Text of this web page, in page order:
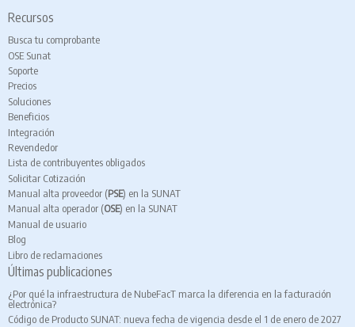
Recursos
Busca tu comprobante
OSE Sunat
Soporte
Precios
Soluciones
Beneficios
Integración
Revendedor
Lista de contribuyentes obligados
Solicitar Cotización
Manual alta proveedor (PSE) en la SUNAT
Manual alta operador (OSE) en la SUNAT
Manual de usuario
Blog
Libro de reclamaciones
Últimas publicaciones
¿Por qué la infraestructura de NubeFacT marca la diferencia en la facturación
electrónica?
Código de Producto SUNAT: nueva fecha de vigencia desde el 1 de enero de 2027